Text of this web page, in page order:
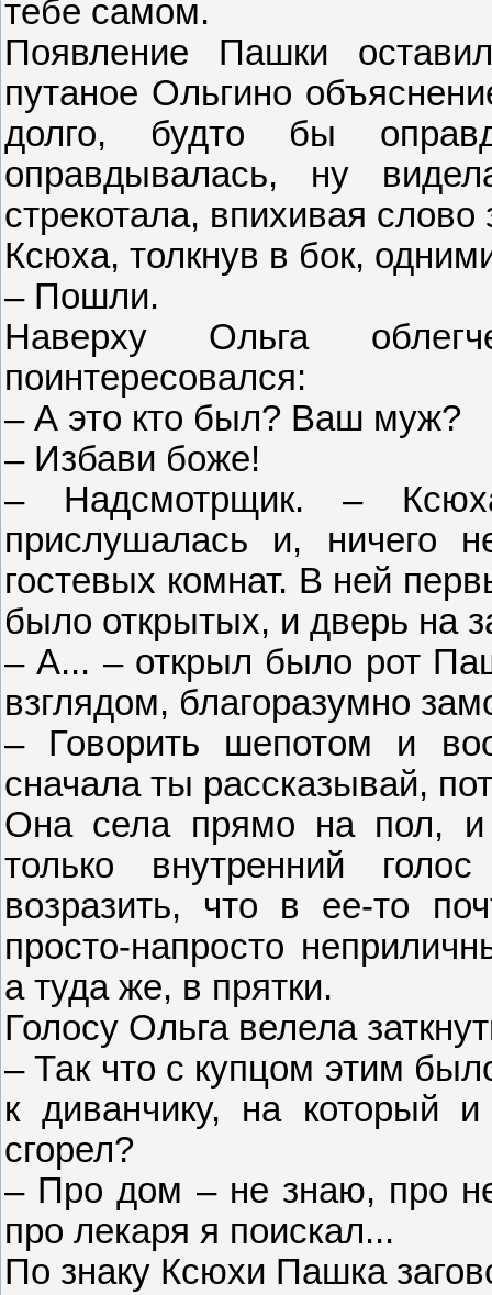
тебе самом.
Появление Пашки
путаное Ольгино
долго, будто бы
оправдывалась, ну
стрекотала, впихивая
Ксюха, толкнув в бок,
– Пошли.
Наверху Ольга
поинтересовался:
– А это кто был? Ваш муж?
– Избави боже!
– Надсмотрщик. –
прислушалась и, ничего
гостевых комнат. В ней
было открытых, и дверь на
– А... – открыл было рот
взглядом, благоразумно
– Говорить шепотом и
сначала ты рассказывай,
Она села прямо на пол, и
только внутренний
возразить, что в ее-то
просто-напросто
а туда же, в прятки.
Голосу Ольга велела
– Так что с купцом этим
к диванчику, на который
сгорел?
– Про дом – не знаю, про
про лекаря я поискал...
По знаку Ксюхи Пашка